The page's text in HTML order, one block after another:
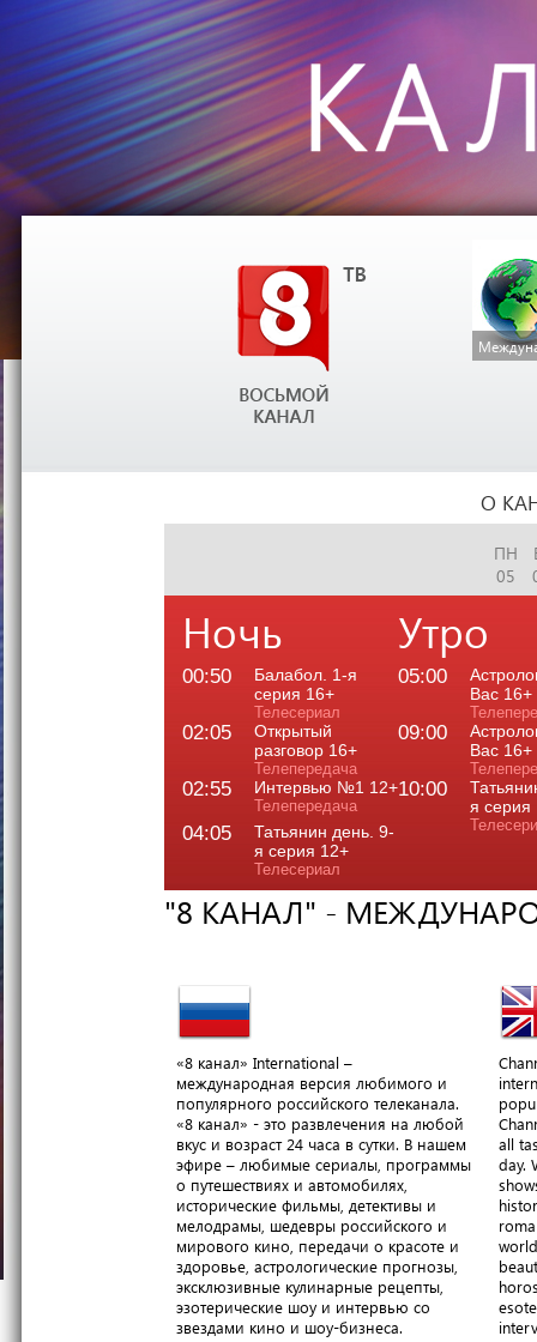
О
ПН
05
Ночь
00:50
Балабол. 1-я
серия 16+
Телесериал
02:05
Открытый
разговор 16+
Телепередача
02:55 Интервью №1 12+
Телепередача
04:05
Татьянин день. 9-
я серия 12+
Телесериал
Утро
05:00
Вас 16+
09:00
Вас 16+
10:00
я серия
"8 КАНАЛ" -
«8 канал» International –
международная версия любимого и
популярного российского телеканала.
«8 канал» - это развлечения на любой
вкус и возраст 24 часа в сутки. В нашем
эфире – любимые сериалы, программы
о путешествиях и автомобилях,
исторические фильмы, детективы и
мелодрамы, шедевры российского и
мирового кино, передачи о красоте и
здоровье, астрологические прогнозы,
эксклюзивные кулинарные рецепты,
эзотерические шоу и интервью со
звездами кино и шоу-бизнеса.
all
day.